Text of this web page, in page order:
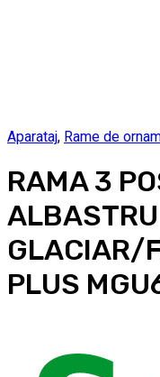
Aparataj, Rame de
RAMA 3
ALBASTRU
GLACIAR/
PLUS